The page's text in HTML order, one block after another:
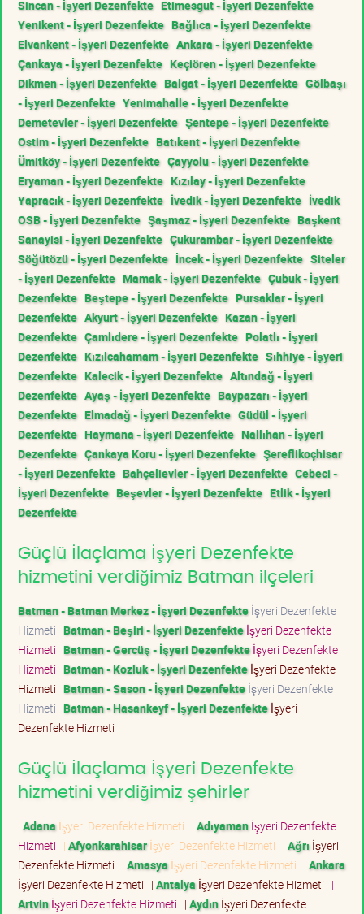
Sincan - İşyeri Dezenfekte Etimesgut - İşyeri Dezenfekte
Yenikent - İşyeri Dezenfekte Bağlıca - İşyeri Dezenfekte
Elvankent - İşyeri Dezenfekte Ankara - İşyeri Dezenfekte
Çankaya - İşyeri Dezenfekte Keçiören - İşyeri Dezenfekte
Dikmen - İşyeri Dezenfekte Balgat - İşyeri Dezenfekte Gölbaşı
- İşyeri Dezenfekte Yenimahalle - İşyeri Dezenfekte
Demetevler - İşyeri Dezenfekte Şentepe - İşyeri Dezenfekte
Ostim - İşyeri Dezenfekte Batıkent - İşyeri Dezenfekte
Ümitköy - İşyeri Dezenfekte Çayyolu - İşyeri Dezenfekte
Eryaman - İşyeri Dezenfekte Kızılay - İşyeri Dezenfekte
Yapracık - İşyeri Dezenfekte İvedik - İşyeri Dezenfekte İvedik
OSB - İşyeri Dezenfekte Şaşmaz - İşyeri Dezenfekte Başkent
Sanayisi - İşyeri Dezenfekte Çukurambar - İşyeri Dezenfekte
Söğütözü - İşyeri Dezenfekte İncek - İşyeri Dezenfekte Siteler
- İşyeri Dezenfekte Mamak - İşyeri Dezenfekte Çubuk - İşyeri
Dezenfekte Beştepe - İşyeri Dezenfekte Pursaklar - İşyeri
Dezenfekte Akyurt - İşyeri Dezenfekte Kazan - İşyeri
Dezenfekte Çamlıdere - İşyeri Dezenfekte Polatlı - İşyeri
Dezenfekte Kızılcahamam - İşyeri Dezenfekte Sıhhiye - İşyeri
Dezenfekte Kalecik - İşyeri Dezenfekte Altındağ - İşyeri
Dezenfekte Ayaş - İşyeri Dezenfekte Baypazarı - İşyeri
Dezenfekte Elmadağ - İşyeri Dezenfekte Güdül - İşyeri
Dezenfekte Haymana - İşyeri Dezenfekte Nallıhan - İşyeri
Dezenfekte Çankaya Koru - İşyeri Dezenfekte Şereflikoçhisar
- İşyeri Dezenfekte Bahçelievler - İşyeri Dezenfekte Cebeci -
İşyeri Dezenfekte Beşevler - İşyeri Dezenfekte Etlik - İşyeri
Dezenfekte
Güçlü İlaçlama İşyeri Dezenfekte
hizmetini verdiğimiz Batman ilçeleri
Batman - Batman Merkez - İşyeri Dezenfekteİşyeri Dezenfekte
Hizmeti Batman - Beşiri - İşyeri Dezenfekteİşyeri Dezenfekte
Hizmeti Batman - Gercüş - İşyeri Dezenfekteİşyeri Dezenfekte
Hizmeti Batman - Kozluk - İşyeri Dezenfekteİşyeri Dezenfekte
Hizmeti Batman - Sason - İşyeri Dezenfekteİşyeri Dezenfekte
Hizmeti Batman - Hasankeyf - İşyeri Dezenfekteİşyeri
Dezenfekte Hizmeti
Güçlü İlaçlama İşyeri Dezenfekte
hizmetini verdiğimiz şehirler
| Adana İşyeri Dezenfekte Hizmeti | Adıyamanİşyeri Dezenfekte
Hizmeti | Afyonkarahisarİşyeri Dezenfekte Hizmeti | Ağrı İşyeri
Dezenfekte Hizmeti | Amasya İşyeri Dezenfekte Hizmeti | Ankara
İşyeri Dezenfekte Hizmeti | Antalya İşyeri Dezenfekte Hizmeti |
Artvinİşyeri Dezenfekte Hizmeti | Aydınİşyeri Dezenfekte